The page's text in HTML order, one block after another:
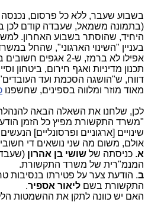
בשבוע שעבר, ללא כל פרסום, נכנסה
(בתמונה משמאל, שעבדה קודם לכן
היחיד, שהוסתר בשבוע האחרון.
בעניין "השינוי הארגוני", שהחל במשרד ב-
אפילו לא ברמז, ש-2
תכנון מדיניות ואגף חירום, ביטחון
דווח, ש"הושגה הסכמת ועד העובדים"
מאוד מוזר ומלווה בספינים, שחשפנו
לכן, שלחנו את השאלה הבאה
"משרד התקשורת מפיץ כל הזמן
שינויים [ארגוניים ופרסונליים]
אולם, משום מה שני נושאים די
א. כניסתה של שושי בן אהרון
המנמ"רית של משרד התקשורת.
ב. הודעת צער על פטירתו בנסיבות
התקשורת בשם ליאור אספיר.
האם יש כוונה לתקן את ההשמטות